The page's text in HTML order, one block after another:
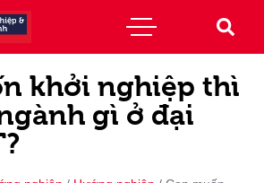
khởi nghiệp thì
gì ở đại